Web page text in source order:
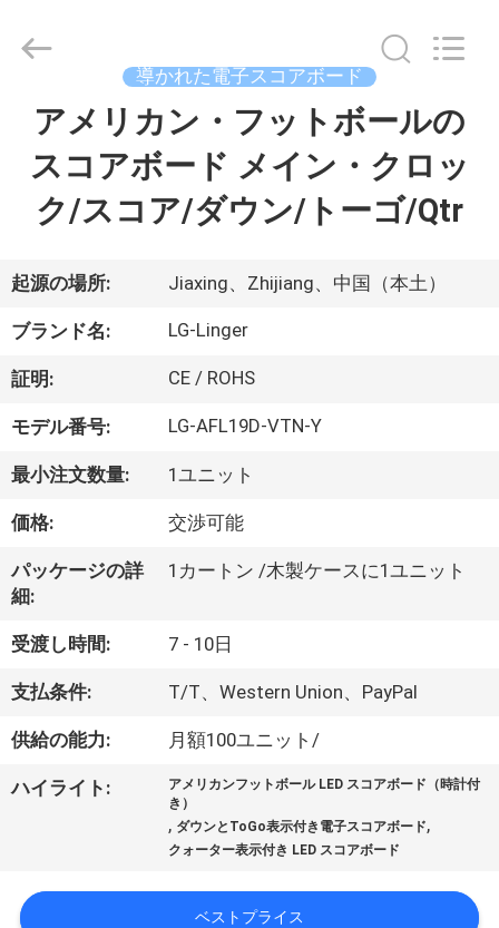
ダ
ク
ト
私
に
つ
い
て
工
場
行
2017
Electronic
Technology
Reserved.
導かれた電子スコアボード
アメリカン・フットボールの
スコアボード メイン・クロッ
ク/スコア/ダウン/トーゴ/Qtr
起源の場所: Jiaxing、Zhijiang、中国（本土）
ブランド名: LG-Linger
証明: CE / ROHS
モデル番号: LG-AFL19D-VTN-Y
最小注文数量: 1ユニット
価格: 交渉可能
パッケージの詳
細:
1カートン /木製ケースに1ユニット
受渡し時間: 7 - 10日
支払条件: T/T、Western Union、PayPal
供給の能力: 月額100ユニット/
ハイライト:
アメリカンフットボール LED スコアボード（時計付
き）
, ダウンとToGo表示付き電子スコアボード,
クォーター表示付き LED スコアボード
ベストプライス